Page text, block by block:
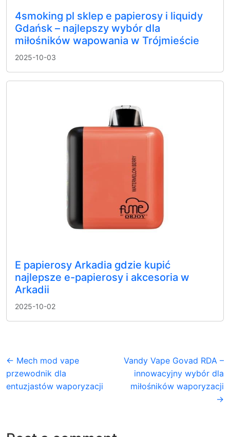
4smoking pl sklep e papierosy i liquidy
Gdańsk – najlepszy wybór dla
miłośników wapowania w Trójmieście
2025-10-03
E papierosy Arkadia gdzie kupić
najlepsze e-papierosy i akcesoria w
Arkadii
2025-10-02
← Mech mod vape
przewodnik dla
entuzjastów waporyzacji
Vandy Vape Govad RDA –
innowacyjny wybór dla
miłośników waporyzacji
→